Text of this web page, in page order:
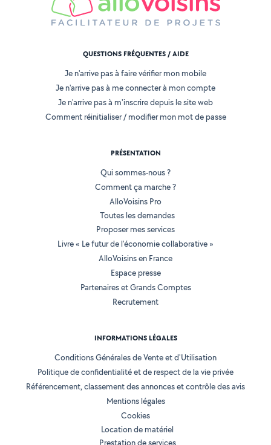
QUESTIONS FRÉQUENTES / AIDE
Je n'arrive pas à faire vérifier mon mobile
Je n'arrive pas à me connecter à mon compte
Je n'arrive pas à m'inscrire depuis le site web
Comment réinitialiser / modifier mon mot de passe
PRÉSENTATION
Qui sommes-nous ?
Comment ça marche ?
AlloVoisins Pro
Toutes les demandes
Proposer mes services
Livre « Le futur de l'économie collaborative »
AlloVoisins en France
Espace presse
Partenaires et Grands Comptes
Recrutement
INFORMATIONS LÉGALES
Conditions Générales de Vente et d'Utilisation
Politique de confidentialité et de respect de la vie privée
Référencement, classement des annonces et contrôle des avis
Mentions légales
Cookies
Location de matériel
Prestation de services